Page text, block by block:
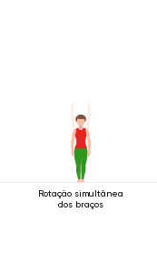
Rotação simultânea
dos braços